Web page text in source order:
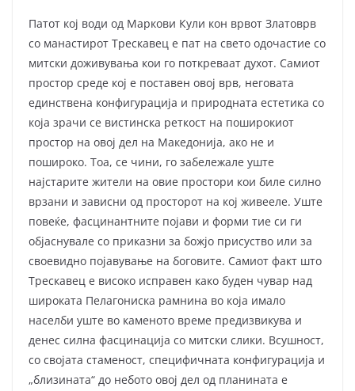
Патот кој води од Маркови Кули кон врвот Златоврв
со манастирот Трескавец е пат на свето одочастие со
митски доживувања кои го поткреваат духот. Самиот
простор среде кој е поставен овој врв, неговата
единствена конфигурација и природната естетика со
која зрачи се вистинска реткост на поширокиот
простор на овој дел на Македонија, ако не и
пошироко. Тоа, се чини, го забележале уште
најстарите жители на овие простори кои биле силно
врзани и зависни од просторот на кој живееле. Уште
повеќе, фасцинантните појави и форми тие си ги
објаснувале со приказни за божјо присуство или за
своевидно појавување на боговите. Самиот факт што
Трескавец е високо исправен како буден чувар над
широката Пелагониска рамнина во која имало
населби уште во каменото време предизвикува и
денес силна фасцинација со митски слики. Всушност,
со својата стаменост, специфичната конфигурација и
„близината“ до небото овој дел од планината е